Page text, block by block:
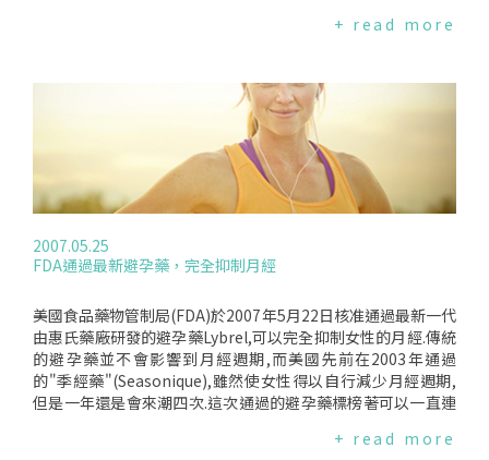
試驗的結果通常對於贊助者較有利；也就是說試驗的結果,贊助
驗結果.有學者猜測,藥商有可能操控研究方法來影響試驗結果,
例如,將對照組所使用的藥品劑量降低；或研究結果若對廠商不
利,便不予發表；不論原因為何,這份研究已經發現有關降膽固醇
藥物的研究和試驗是有偏差的,而這樣的結果令人擔憂和重視的
原因,是因為其他藥物的研究和試驗是不是也會出現相同的問
題？值得關切！
+ read more
2007.05.25
FDA通過最新避孕藥，完全抑制月經
美國食品藥物管制局(FDA)於2007年5月22日核准通過最新一代
由惠氏藥廠研發的避孕藥Lybrel,可以完全抑制女性的月經.傳統
的避孕藥並不會影響到月經週期,而美國先前在2003年通過
的"季經藥"(Seasonique),雖然使女性得以自行減少月經週期,
但是一年還是會來潮四次.這次通過的避孕藥標榜著可以一直連
止用藥.Lybrel的審核包括兩份為期一年的臨床試驗,參與者大約
+ read more